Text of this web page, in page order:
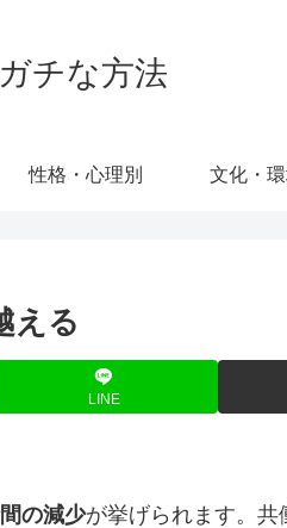
チな方法
性格・心理別 文化・
える
LINE
の減少が挙げられます。